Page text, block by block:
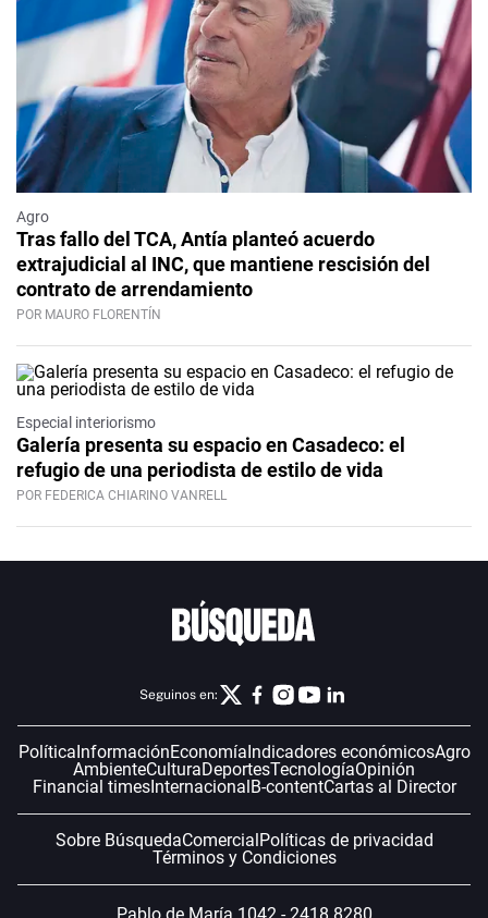
Agro
Tras fallo del TCA, Antía planteó acuerdo
extrajudicial al INC, que mantiene rescisión del
contrato de arrendamiento
POR MAURO FLORENTÍN
Especial interiorismo
Galería presenta su espacio en Casadeco: el
refugio de una periodista de estilo de vida
POR FEDERICA CHIARINO VANRELL
Seguinos en:
PolíticaInformaciónEconomíaIndicadores económicosAgro
AmbienteCulturaDeportesTecnologíaOpinión
Financial timesInternacionalB-contentCartas al Director
Sobre BúsquedaComercialPolíticas de privacidad
Términos y Condiciones